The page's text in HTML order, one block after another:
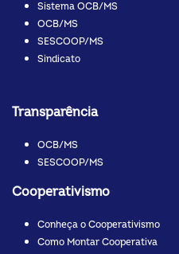
Sistema OCB/MS
OCB/MS
SESCOOP/MS
Sindicato
Transparência
OCB/MS
SESCOOP/MS
Cooperativismo
Conheça o Cooperativismo
Como Montar Cooperativa